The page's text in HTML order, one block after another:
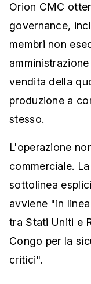
Orion CMC
governance,
membri non
vendita della
produzione a
stesso.
L'operazione
commerciale.
sottolinea
avviene "in
tra Stati Uniti e
Congo per la
critici".